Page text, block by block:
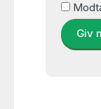
Giv